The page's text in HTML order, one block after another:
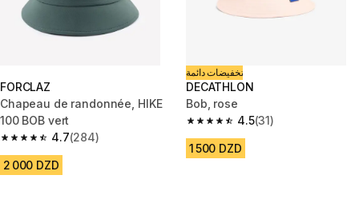
FORCLAZ
Chapeau de randonnée, HIKE
100 BOB vert
4.7
4.7 out of 5 stars from 284 reviews
(284)
2 000 DZD
تخفيضات دائمة
DECATHLON
Bob, rose
4.5
4.5 out of 5 stars from 31
(31)
1 500 DZD